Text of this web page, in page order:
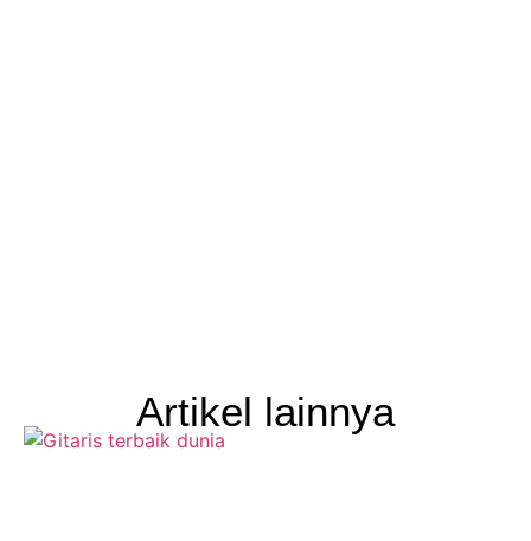
Artikel lainnya